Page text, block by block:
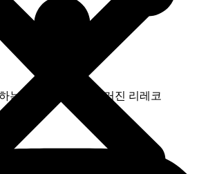
는 라이프스타일 매거진 리레코